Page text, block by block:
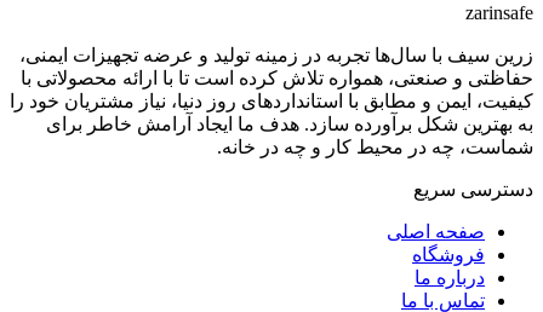
zarinsafe
زرین سیف با سال‌ها تجربه در زمینه تولید و عرضه تجهیزات ایمنی،
حفاظتی و صنعتی، همواره تلاش کرده است تا با ارائه محصولاتی با
کیفیت، ایمن و مطابق با استانداردهای روز دنیا، نیاز مشتریان خود را
به بهترین شکل برآورده سازد. هدف ما ایجاد آرامش خاطر برای
شماست، چه در محیط کار و چه در خانه.
دسترسی سریع
صفحه اصلی
فروشگاه
درباره ما
تماس با ما